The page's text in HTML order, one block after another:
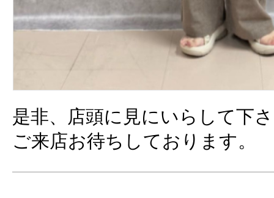
是非、店頭に見にいらして下
ご来店お待ちしております。